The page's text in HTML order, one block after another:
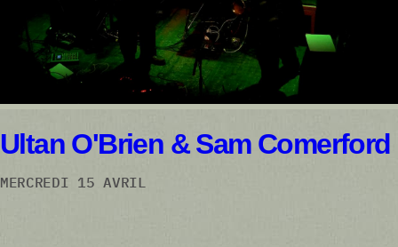
Ultan O'Brien & Sam Comerford
MERCREDI 15 AVRIL